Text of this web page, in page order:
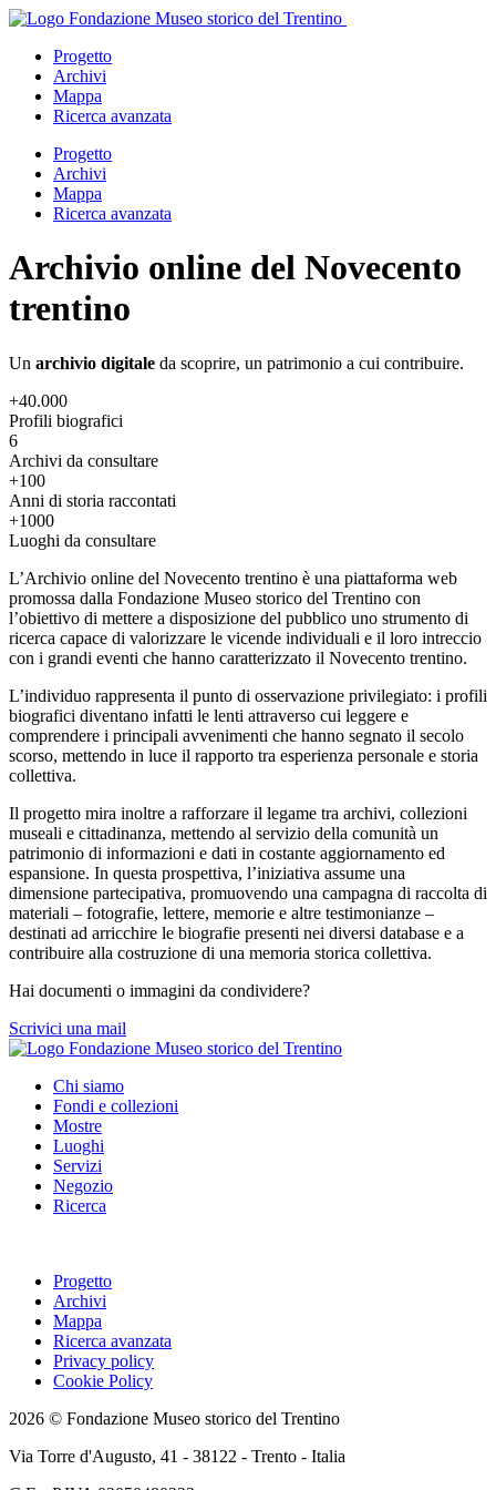
Salta
contenuto
principale
Progetto
Archivi
Mappa
Ricerca avanzata
Apri
menu
Progetto
Archivi
Mappa
Ricerca avanzata
Archivio online del Novecento
trentino
Un archivio digitale da scoprire, un patrimonio a cui contribuire.
+40.000
Profili biografici
6
Archivi da consultare
+100
Anni di storia raccontati
+1000
Luoghi da consultare
L’Archivio online del Novecento trentino è una piattaforma web
promossa dalla Fondazione Museo storico del Trentino con
l’obiettivo di mettere a disposizione del pubblico uno strumento di
ricerca capace di valorizzare le vicende individuali e il loro intreccio
con i grandi eventi che hanno caratterizzato il Novecento trentino.
L’individuo rappresenta il punto di osservazione privilegiato: i profili
biografici diventano infatti le lenti attraverso cui leggere e
comprendere i principali avvenimenti che hanno segnato il secolo
scorso, mettendo in luce il rapporto tra esperienza personale e storia
collettiva.
Il progetto mira inoltre a rafforzare il legame tra archivi, collezioni
museali e cittadinanza, mettendo al servizio della comunità un
patrimonio di informazioni e dati in costante aggiornamento ed
espansione. In questa prospettiva, l’iniziativa assume una
dimensione partecipativa, promuovendo una campagna di raccolta di
materiali – fotografie, lettere, memorie e altre testimonianze –
destinati ad arricchire le biografie presenti nei diversi database e a
contribuire alla costruzione di una memoria storica collettiva.
Hai documenti o immagini da condividere?
Scrivici una mail
Chi siamo
Fondi e collezioni
Mostre
Luoghi
Servizi
Negozio
Ricerca
Progetto
Archivi
Mappa
Ricerca avanzata
Privacy policy
Cookie Policy
2026 © Fondazione Museo storico del Trentino
Via Torre d'Augusto, 41 - 38122 - Trento - Italia